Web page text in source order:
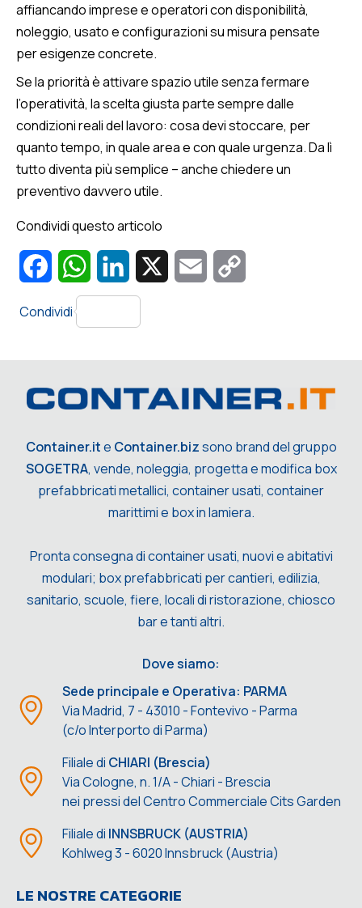
affiancando imprese e operatori con disponibilità,
noleggio, usato e configurazioni su misura pensate
per esigenze concrete.
Se la priorità è attivare spazio utile senza fermare
l’operatività, la scelta giusta parte sempre dalle
condizioni reali del lavoro: cosa devi stoccare, per
quanto tempo, in quale area e con quale urgenza. Da lì
tutto diventa più semplice – anche chiedere un
preventivo davvero utile.
Condividi questo articolo
FacebookWhatsAppLinkedIn Email
Condividi
Container.ite Container.bizsono brand del gruppo
SOGETRA, vende, noleggia, progetta e modifica box
prefabbricati metallici, container usati, container
marittimi e box in lamiera.
Pronta consegna di container usati, nuovi e abitativi
modulari; box prefabbricati per cantieri, edilizia,
sanitario, scuole, fiere, locali di ristorazione, chiosco
bar e tanti altri.
Dove siamo:
Sede principale e Operativa: PARMA
Via Madrid, 7 - 43010 - Fontevivo - Parma
(c/o Interporto di Parma)
Filiale di CHIARI (Brescia)
Via Cologne, n. 1/A - Chiari - Brescia
nei pressi del Centro Commerciale Cits Garden
Filiale di INNSBRUCK (AUSTRIA)
Kohlweg 3 - 6020 Innsbruck (Austria)
LE NOSTRE CATEGORIE